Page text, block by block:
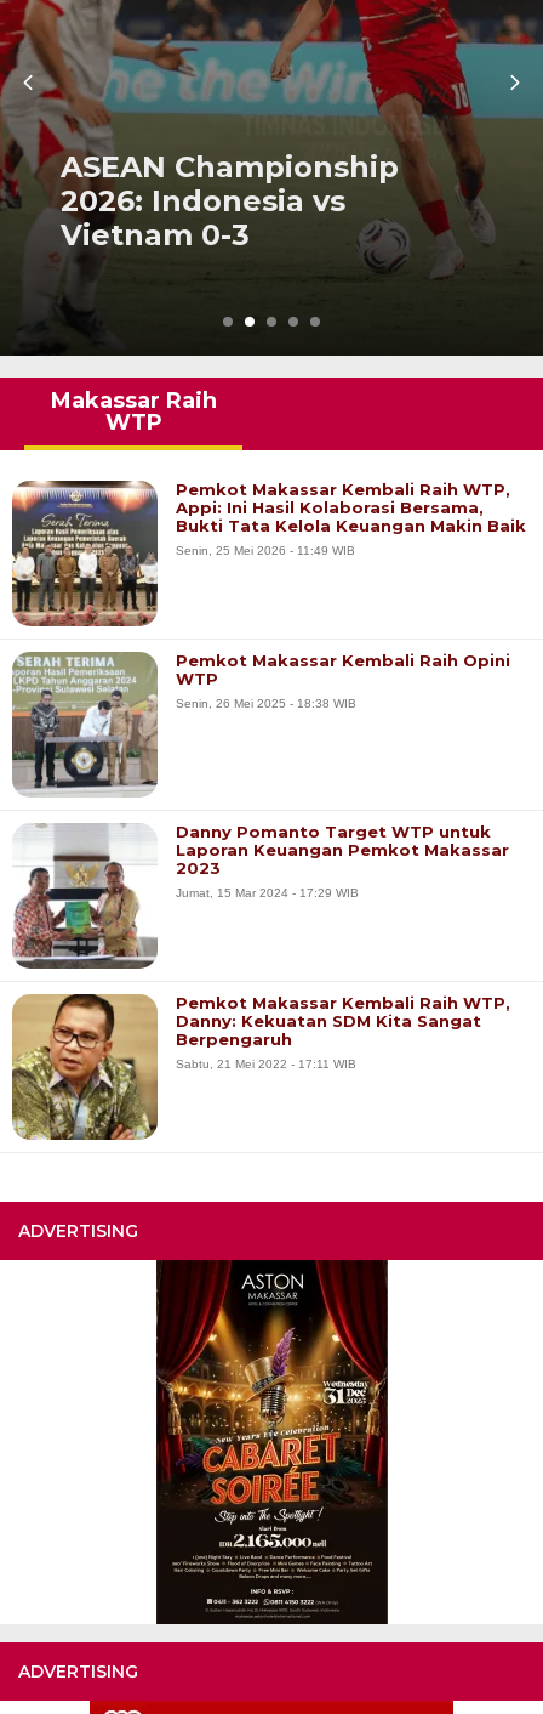
ASEAN Championship
2026: Timor Leste vs
Indonesia 0-3
ADVERTISING
ADVERTISING
Makassar Raih
WTP
Pemkot Makassar Kembali Raih WTP,
Appi: Ini Hasil Kolaborasi Bersama,
Bukti Tata Kelola Keuangan Makin Baik
Senin, 25 Mei 2026 - 11:49 WIB
Pemkot Makassar Kembali Raih Opini
WTP
Senin, 26 Mei 2025 - 18:38 WIB
Danny Pomanto Target WTP untuk
Laporan Keuangan Pemkot Makassar
2023
Jumat, 15 Mar 2024 - 17:29 WIB
Pemkot Makassar Kembali Raih WTP,
Danny: Kekuatan SDM Kita Sangat
Berpengaruh
Sabtu, 21 Mei 2022 - 17:11 WIB